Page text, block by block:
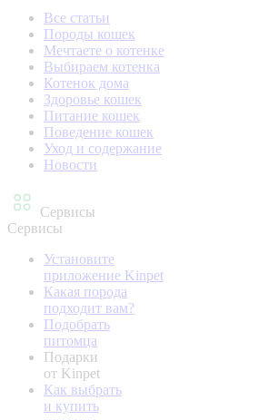
Все статьи
Породы кошек
Мечтаете о котенке
Выбираем котенка
Котенок дома
Здоровье кошек
Питание кошек
Поведение кошек
Уход и содержание
Новости
Сервисы
Сервисы
Установите
приложение Kinpet
Какая порода
подходит вам?
Подобрать
питомца
Подарки
от Kinpet
Как выбрать
и купить